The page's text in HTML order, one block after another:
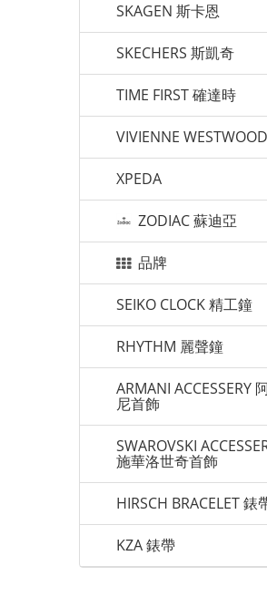
SKAGEN 斯卡恩
SKECHERS 斯凱奇
TIME FIRST 確達時
VIVIENNE WESTWOOD
XPEDA
ZODIAC 蘇迪亞
品牌
SEIKO CLOCK 精工鐘
RHYTHM 麗聲鐘
ARMANI ACCESSERY
尼首飾
SWAROVSKI
施華洛世奇首飾
HIRSCH BRACELET 錶
KZA 錶帶